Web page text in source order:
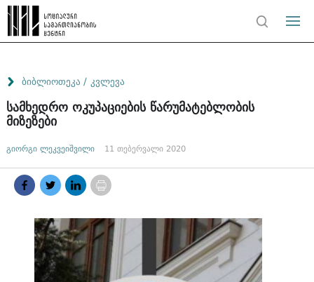
ბიბლიოთეკა / კვლევა
სამხედრო ოკუპაციების წარუმატებლობის
მიზეზები
გიორგი ლეკვეიშვილი 11 თებერვალი 2020